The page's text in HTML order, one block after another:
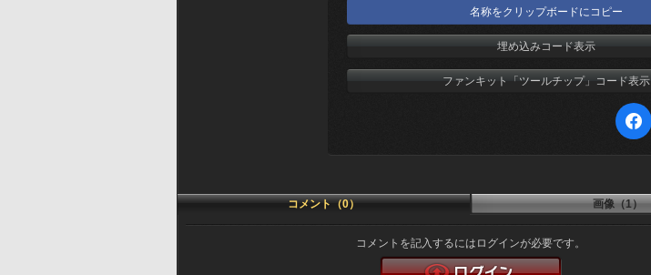
名称をクリップボードにコピー
埋め込みコード表示
ファンキット「ツールチップ」コード表示
コメント（0） 画像（1）
コメントを記入するにはログインが必要です。